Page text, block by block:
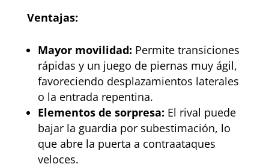
Ventajas:
Mayor movilidad: Permite transiciones
rápidas y un juego de piernas muy ágil,
favoreciendo desplazamientos laterales
o la entrada repentina.
Elementos de sorpresa: El rival puede
bajar la guardia por subestimación, lo
que abre la puerta a contraataques
veloces.